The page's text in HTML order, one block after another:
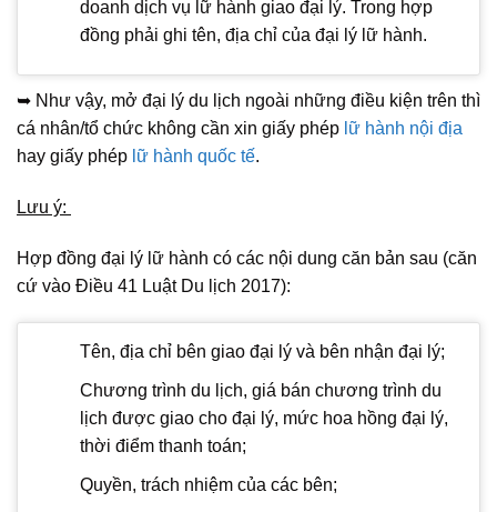
doanh dịch vụ lữ hành giao đại lý. Trong hợp
đồng phải ghi tên, địa chỉ của đại lý lữ hành.
➥ Như vậy, mở đại lý du lịch ngoài những điều kiện trên thì
cá nhân/tổ chức không cần xin giấy phép lữ hành nội địa
hay giấy phép lữ hành quốc tế.
Lưu ý:
Hợp đồng đại lý lữ hành có các nội dung căn bản sau (căn
cứ vào Điều 41 Luật Du lịch 2017):
Tên, địa chỉ bên giao đại lý và bên nhận đại lý;
Chương trình du lịch, giá bán chương trình du
lịch được giao cho đại lý, mức hoa hồng đại lý,
thời điểm thanh toán;
Quyền, trách nhiệm của các bên;